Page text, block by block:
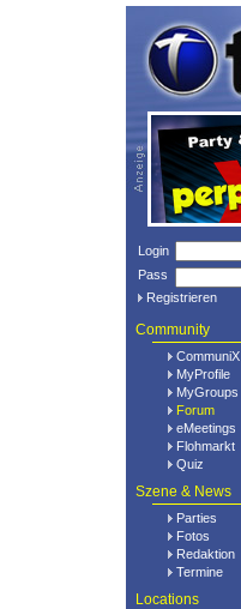
Login
Pass
Registrieren
Community
CommuniX
MyProfile
MyGroups
Forum
eMeetings
Flohmarkt
Quiz
Szene & News
Parties
Fotos
Redaktion
Termine
Locations